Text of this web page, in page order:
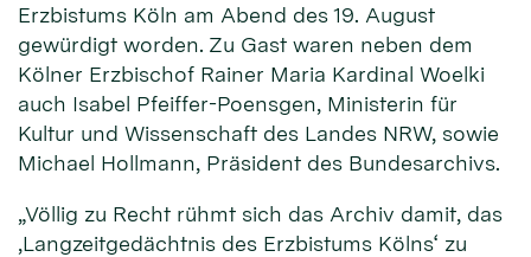
Erzbistums Köln am Abend des 19. August
gewürdigt worden. Zu Gast waren neben dem
Kölner Erzbischof Rainer Maria Kardinal Woelki
auch Isabel Pfeiffer-Poensgen, Ministerin für
Kultur und Wissenschaft des Landes NRW, sowie
Michael Hollmann, Präsident des Bundesarchivs.
„Völlig zu Recht rühmt sich das Archiv damit, das
‚Langzeitgedächtnis des Erzbistums Kölns‘ zu